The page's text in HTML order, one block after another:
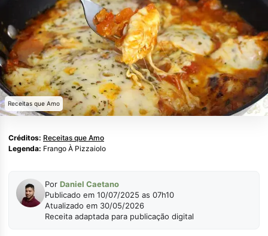
Receitas que Amo
Créditos: Receitas que Amo
Legenda: Frango À Pizzaiolo
Por Daniel Caetano
Publicado em 10/07/2025 as 07h10
Atualizado em 30/05/2026
Receita adaptada para publicação digital